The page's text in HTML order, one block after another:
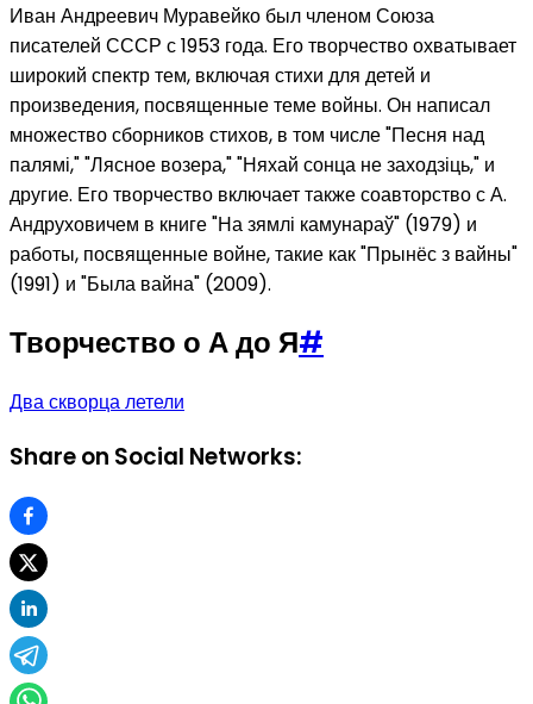
Иван Андреевич Муравейко был членом Союза
писателей СССР с 1953 года. Его творчество охватывает
широкий спектр тем, включая стихи для детей и
произведения, посвященные теме войны. Он написал
множество сборников стихов, в том числе "Песня над
палямі," "Лясное возера," "Няхай сонца не заходзіць," и
другие. Его творчество включает также соавторство с А.
Андруховичем в книге "На зямлі камунараў" (1979) и
работы, посвященные войне, такие как "Прынёс з вайны"
(1991) и "Была вайна" (2009).
Творчество о А до Я#
Два скворца летели
Share on Social Networks: